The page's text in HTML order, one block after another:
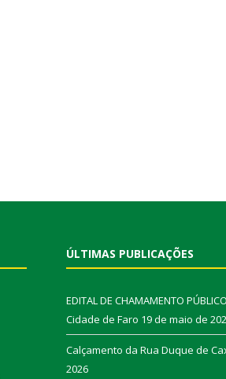
ÚLTIMAS PUBLICAÇÕES
EDITAL DE CHAMAMENTO
Cidade de Faro 19 de maio de
Calçamento da Rua Duque de
2026